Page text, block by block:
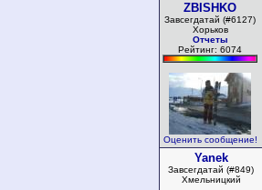
ZBISHKO
Завсегдатай (#6127)
Хорьков
Отчеты
Рейтинг: 6074
Оценить сообщение!
Yanek
Завсегдатай (#849)
Хмельницкий